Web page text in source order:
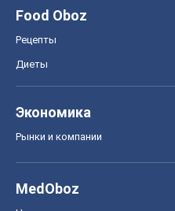
Food Oboz
Рецепты
Диеты
Экономика
Рынки и компании
MedOboz